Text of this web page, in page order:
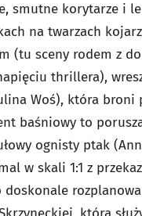
smutne korytarze i
na twarzach
(tu sceny rodem z
thrillera),
Woś), która broni
baśniowy to
ognisty ptak
w skali 1:1 z
doskonale